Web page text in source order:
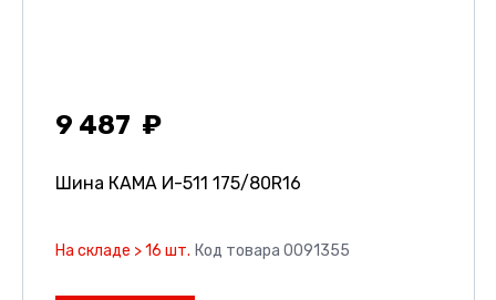
9 487
Шина КАМА И-511 175/80R16
На складе > 16 шт. Код товара 0091355